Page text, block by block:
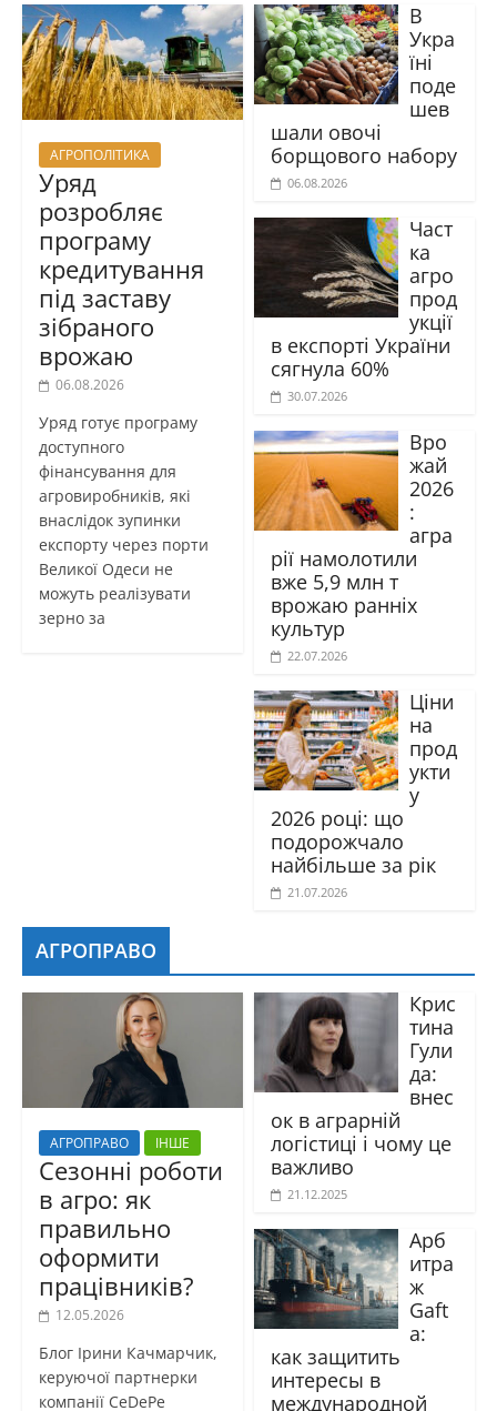
АГРОПОЛІТИКА
Уряд
розробляє
програму
кредитування
під заставу
зібраного
врожаю
06.08.2026
Уряд готує програму
доступного
фінансування для
агровиробників, які
внаслідок зупинки
експорту через порти
Великої Одеси не
можуть реалізувати
зерно за
В
Укра
їні
поде
шев
шали овочі
борщового набору
06.08.2026
Част
ка
агро
прод
укції
в експорті України
сягнула 60%
30.07.2026
Вро
жай
2026
:
агра
рії намолотили
вже 5,9 млн т
врожаю ранніх
культур
22.07.2026
Ціни
на
прод
укти
у
2026 році: що
подорожчало
найбільше за рік
21.07.2026
АГРОПРАВО
АГРОПРАВО ІНШЕ
Сезонні роботи
в агро: як
правильно
оформити
працівників?
12.05.2026
Блог Ірини Качмарчик,
керуючої партнерки
компанії CeDePe
Крис
тина
Гули
да:
внес
ок в аграрній
логістиці і чому це
важливо
21.12.2025
Арб
итра
ж
Gaft
a:
как защитить
интересы в
международной